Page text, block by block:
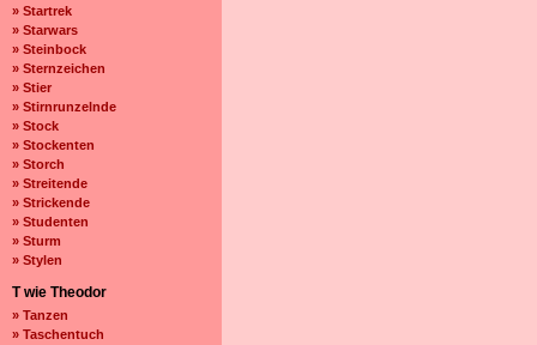
» Startrek
» Starwars
» Steinbock
» Sternzeichen
» Stier
» Stirnrunzelnde
» Stock
» Stockenten
» Storch
» Streitende
» Strickende
» Studenten
» Sturm
» Stylen
T wie Theodor
» Tanzen
» Taschentuch